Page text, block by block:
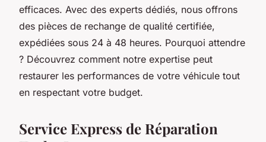
efficaces. Avec des experts dédiés, nous offrons
des pièces de rechange de qualité certifiée,
expédiées sous 24 à 48 heures. Pourquoi attendre
? Découvrez comment notre expertise peut
restaurer les performances de votre véhicule tout
en respectant votre budget.
Service Express de Réparation